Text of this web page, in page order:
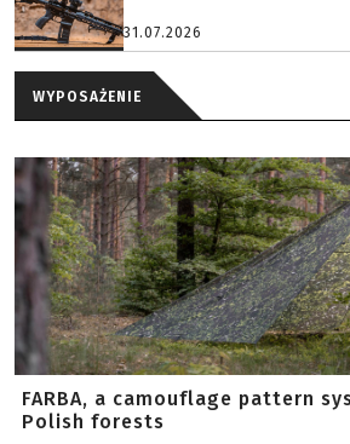
31.07.2026
WYPOSAŻENIE
FARBA, a camouflage pattern
Polish forests